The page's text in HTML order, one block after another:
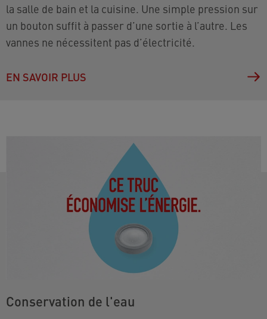
la salle de bain et la cuisine. Une simple pression sur
un bouton suffit à passer d’une sortie à l’autre. Les
vannes ne nécessitent pas d’électricité.
EN SAVOIR PLUS
Conservation de l'eau